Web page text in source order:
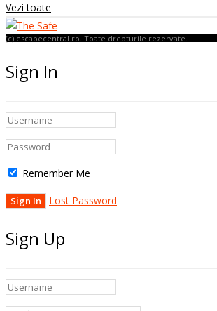
Vezi toate
(c) escapecentral.ro. Toate drepturile rezervate.
Sign In
Remember Me
Lost Password
Sign Up